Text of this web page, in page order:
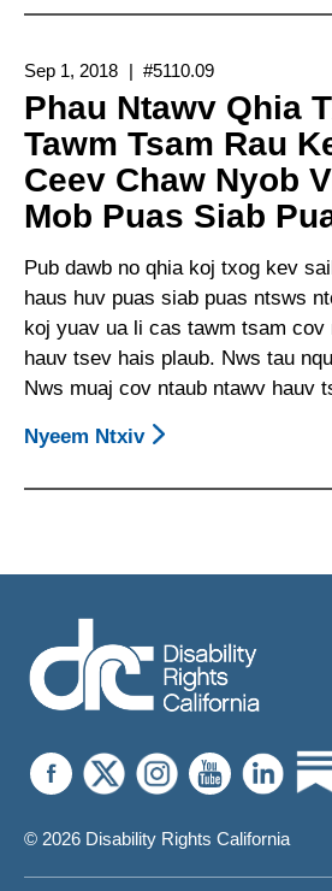
Kev
Tus
Saib
Xyuas
Uas
Txwv
Thiab
Cov
Kev
Xaiv
Sep 1, 2018 #5110.09
Phau Ntawv Qhia
Tawm Tsam Rau
Ceev Chaw Nyob
Mob Puas Siab
Pub dawb no qhia koj txog kev
haus huv puas siab puas ntsws
koj yuav ua li cas tawm tsam cov
hauv tsev hais plaub. Nws tau
Nws muaj cov ntaub ntawv hauv
Nyeem NtxivAbout
Ntawv
Tsam
Rau
Kev
Ceev
Chaw
Nyob
© 2026 Disability Rights California